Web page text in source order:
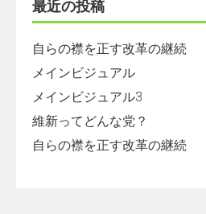
最近の投稿
自らの襟を正す改革の継続
メインビジュアル
メインビジュアル3
維新ってどんな党？
自らの襟を正す改革の継続